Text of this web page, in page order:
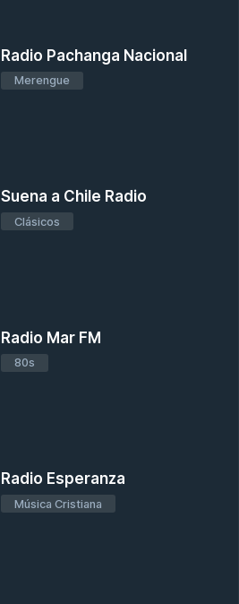
Radio Pachanga Nacional
Merengue
Suena a Chile Radio
Clásicos
Radio Mar FM
80s
Radio Esperanza
Música Cristiana